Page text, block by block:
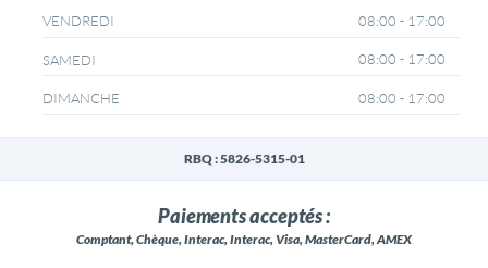
VENDREDI 08:00 - 17:00
SAMEDI 08:00 - 17:00
DIMANCHE 08:00 - 17:00
RBQ : 5826-5315-01
Paiements acceptés :
Comptant, Chèque, Interac, Interac, Visa, MasterCard, AMEX